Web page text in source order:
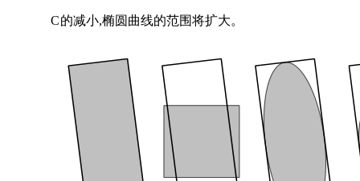
C的减小,椭圆曲线的范围将扩大。